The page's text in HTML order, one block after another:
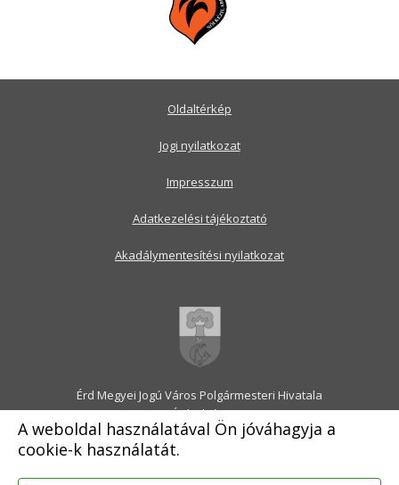
A weboldal használatával Ön jóváhagyja a
cookie-k használatát.
Érd Megyei Jogú Város Polgármesteri Hivatala
2030 Érd, Alsó utca 1.
Levélcím: 2031 Érd, Pf.: 31
E-mail:onkormanyzat@erd.hu
Telefonközpont:06-23-522-300
Oldaltérkép
Jogi nyilatkozat
Impresszum
Adatkezelési tájékoztató
Akadálymentesítési nyilatkozat